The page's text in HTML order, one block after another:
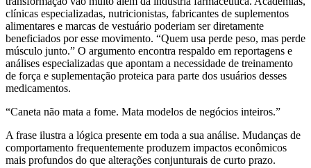
clínicas especializadas, nutricionistas, fabricantes de suplementos
alimentares e marcas de vestuário poderiam ser diretamente
beneficiados por esse movimento. “Quem usa perde peso, mas perde
músculo junto.” O argumento encontra respaldo em reportagens e
análises especializadas que apontam a necessidade de treinamento
de força e suplementação proteica para parte dos usuários desses
medicamentos.
“Caneta não mata a fome. Mata modelos de negócios inteiros.”
A frase ilustra a lógica presente em toda a sua análise. Mudanças de
comportamento frequentemente produzem impactos econômicos
mais profundos do que alterações conjunturais de curto prazo.